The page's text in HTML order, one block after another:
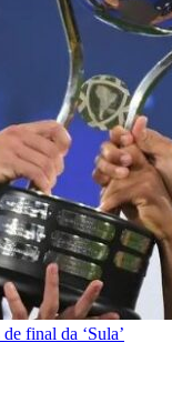
final da ‘Sula’